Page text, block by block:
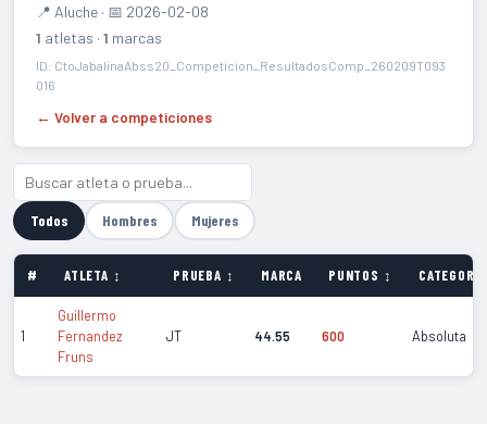
📍 Aluche · 📅 2026-02-08
1 atletas · 1 marcas
ID: CtoJabalinaAbss20_Competicion_ResultadosComp_260209T093
016
← Volver a competiciones
Todos Hombres Mujeres
# ATLETA ↕ PRUEBA ↕ MARCA PUNTOS ↕
1
Guillermo
Fernandez
Fruns
JT 44.55 600 Absoluta